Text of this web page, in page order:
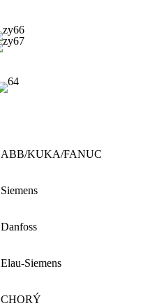
ABB/KUKA/FANUC
Siemens
Danfoss
Elau-Siemens
CHORÝ